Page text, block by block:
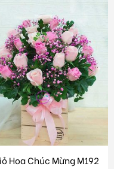
Hoa Chúc Mừng M192